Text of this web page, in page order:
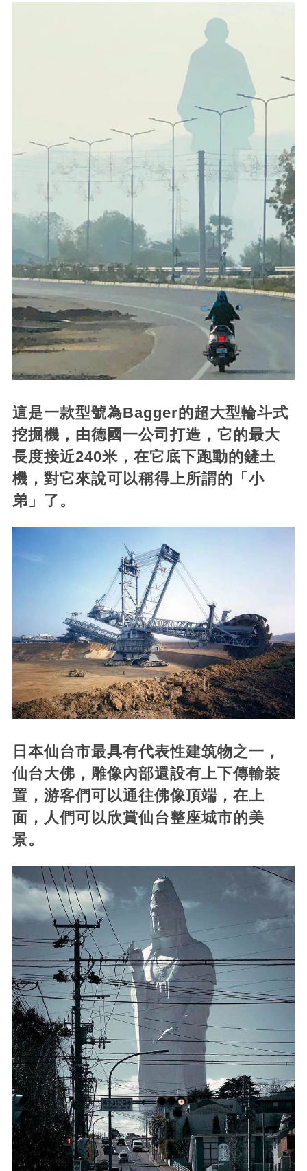
這是一款型號為Bagger的超大型輪斗式
挖掘機，由德國一公司打造，它的最大
長度接近240米，在它底下跑動的鏟土
機，對它來說可以稱得上所謂的「小
弟」了。
日本仙台市最具有代表性建筑物之一，
仙台大佛，雕像內部還設有上下傳輸裝
置，游客們可以通往佛像頂端，在上
面，人們可以欣賞仙台整座城市的美
景。